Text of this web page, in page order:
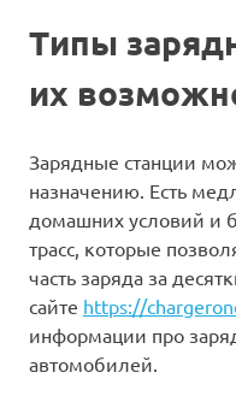
Типы
их
Зарядные станции
назначению. Есть
домашних условий и
трасс, которые
часть заряда за
сайте https://
информации про
автомобилей.